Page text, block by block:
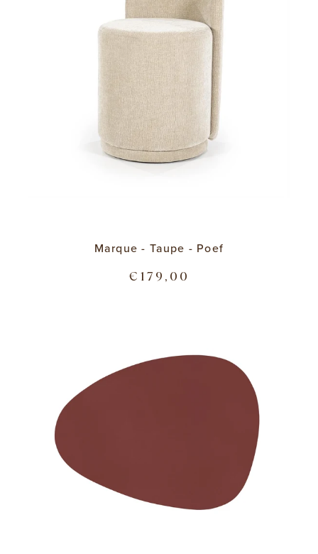
Marque - Taupe - Poef
€179,00